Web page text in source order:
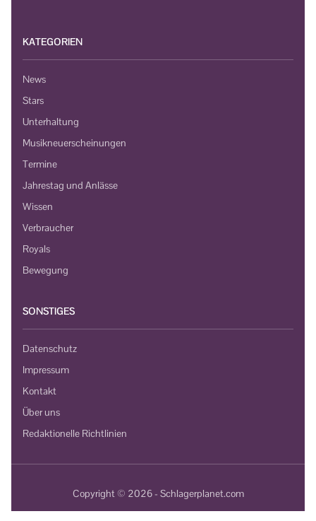
KATEGORIEN
News
Stars
Unterhaltung
Musikneuerscheinungen
Termine
Jahrestag und Anlässe
Wissen
Verbraucher
Royals
Bewegung
SONSTIGES
Datenschutz
Impressum
Kontakt
Über uns
Redaktionelle Richtlinien
Copyright © 2026 - Schlagerplanet.com